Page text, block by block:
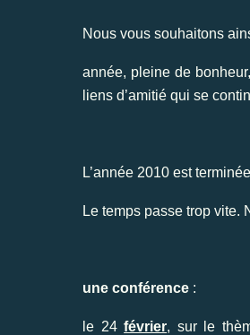
Nous vous souhaitons
année, pleine de
liens d’amitié qui se
L’année 2010 est
Le temps passe trop vite.
une conférence :
le 24février, sur le